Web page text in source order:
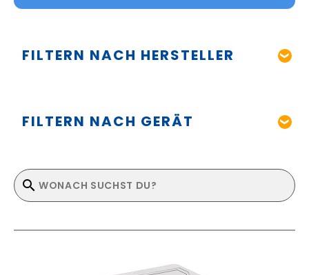
FILTERN NACH HERSTELLER
FILTERN NACH GERÄT